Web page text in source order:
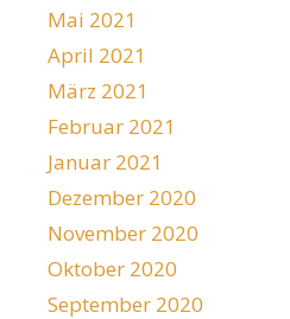
Mai 2021
April 2021
März 2021
Februar 2021
Januar 2021
Dezember 2020
November 2020
Oktober 2020
September 2020